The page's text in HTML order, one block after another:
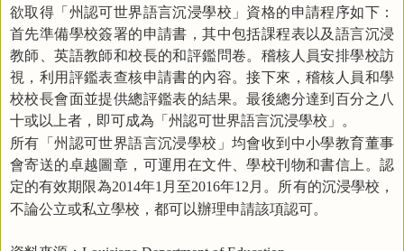
欲取得「州認可世界語言沉浸學校」資格的申請程序如下：
首先準備學校簽署的申請書，其中包括課程表以及語言沉浸
教師、英語教師和校長的和評鑑問卷。稽核人員安排學校訪
視，利用評鑑表查核申請書的內容。接下來，稽核人員和學
校校長會面並提供總評鑑表的結果。最後總分達到百分之八
十或以上者，即可成為「州認可世界語言沉浸學校」。
所有「州認可世界語言沉浸學校」均會收到中小學教育董事
會寄送的卓越圖章，可運用在文件、學校刊物和書信上。認
定的有效期限為2014年1 月至2016年12月。所有的沉浸學校，
不論公立或私立學校，都可以辦理申請該項認可。